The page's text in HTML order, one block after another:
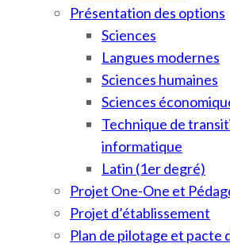
Présentation des options
Sciences
Langues modernes
Sciences humaines
Sciences
Technique de
informatique
Latin (1er degré)
Projet One-One et
Projet d’établissement
Plan de pilotage et pacte